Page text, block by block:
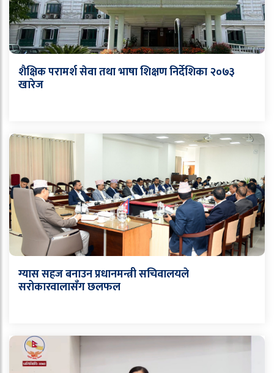
शैक्षिक परामर्श सेवा तथा भाषा शिक्षण निर्देशिका २०७३
खारेज
ग्यास सहज बनाउन प्रधानमन्त्री सचिवालयले
सरोकारवालासँग छलफल